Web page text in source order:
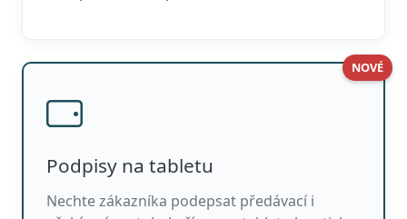
NOVÉ
Podpisy na tabletu
Nechte zákazníka podepsat předávací i